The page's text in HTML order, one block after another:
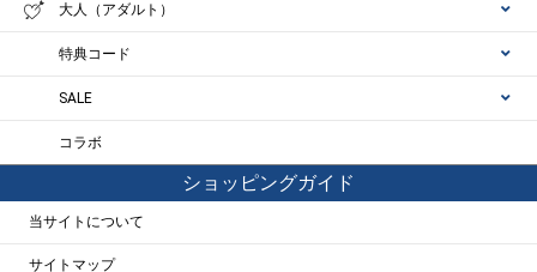
大人（アダルト）
特典コード
SALE
コラボ
ショッピングガイド
当サイトについて
サイトマップ